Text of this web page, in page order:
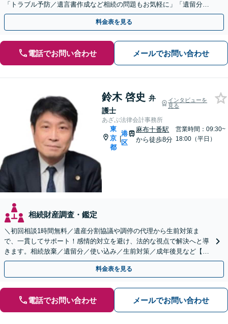
「トラブル予防／遺言書作成など相続の問題もお気軽に」「遺留分の
トラブルも相談」【完全個室】【WEB面談対応】
料金表を見る
電話でお問い合わせ メールでお問い合わせ
鈴木 啓史 弁
護士
インタビューを
見る
あざぶ法律会計事務所
東
京
都
|
港
区
麻布十番駅
から徒歩8分
営業時間：09:30~
18:00（平日）
相続財産調査・鑑定
＼初回相談1時間無料／遺産分割協議や調停の代理から生前対策ま
で、一貫してサポート！感情的対立を避け、法的な視点で解決へと導
きます。相続放棄／遺留分／使い込み／生前対策／成年後見など【W
EB面談対応】
料金表を見る
電話でお問い合わせ メールでお問い合わせ